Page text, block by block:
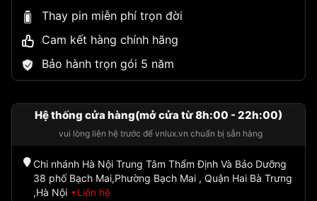
Thay pin miễn phí trọn đời
Cam kết hàng chính hãng
Bảo hành trọn gói 5 năm
Hệ thống cửa hàng(mở cửa từ 8h:00 - 22h:00)
vui lòng liên hệ trước để vnlux.vn chuẩn bị sẵn hàng
Chi nhánh Hà Nội Trung Tâm Thẩm Định Và Bảo Dưỡng
38 phố Bạch Mai,Phường Bạch Mai , Quận Hai Bà Trưng
,Hà Nội
Liên hệ